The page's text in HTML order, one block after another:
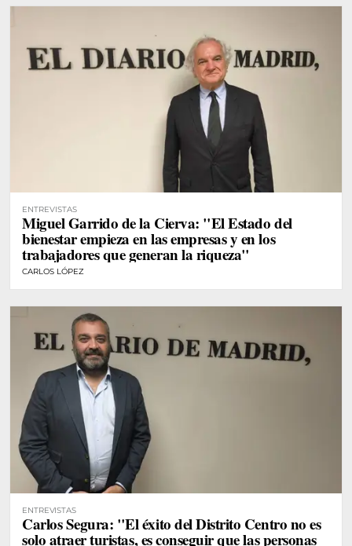
ENTREVISTAS
Miguel Garrido de la Cierva: "El Estado del
bienestar empieza en las empresas y en los
trabajadores que generan la riqueza"
CARLOS LÓPEZ
ENTREVISTAS
Carlos Segura: "El éxito del Distrito Centro no es
solo atraer turistas, es conseguir que las personas